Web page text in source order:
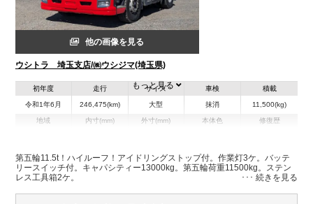
他の画像を見る
ウシトラ 埼玉支店/㈱ウシジマ(埼玉県)
初年度
令和1年6月
走行
246,475(km)
サイズ
大型
車検
抹消
積載
11,500(kg)
地域 内寸(mm) 外寸(mm)
H:3,210
本体色 修復歴
もっと見る
第五輪11.5t！ハイルーフ！アイドリングストップ付。作業灯3ケ。バッテ
リースイッチ付。キャパシティー13000kg。第五輪荷重11500kg。ステン
レス工具箱2ケ。